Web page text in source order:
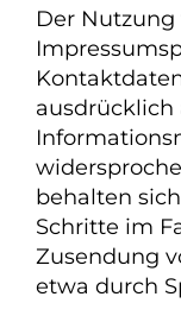
Der
behalten
Schritte im
Zusendung
etwa durch